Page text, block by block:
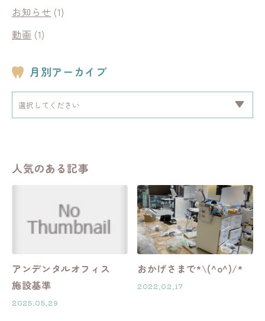
お知らせ (1)
動画 (1)
月別アーカイブ
人気のある記事
アンデンタルオフィス
施設基準
2025.05.29
おかげさまで*\(^o^)/*
2022.02.17